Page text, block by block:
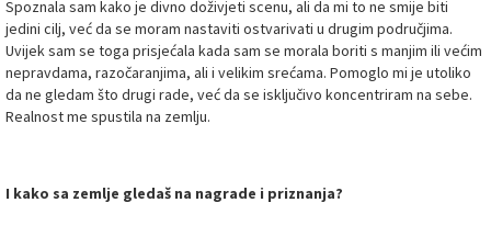
Spoznala sam kako je divno doživjeti scenu, ali da mi to ne smije biti
jedini cilj, već da se moram nastaviti ostvarivati u drugim područjima.
Uvijek sam se toga prisjećala kada sam se morala boriti s manjim ili većim
nepravdama, razočaranjima, ali i velikim srećama. Pomoglo mi je utoliko
da ne gledam što drugi rade, već da se isključivo koncentriram na sebe.
Realnost me spustila na zemlju.
I kako sa zemlje gledaš na nagrade i priznanja?